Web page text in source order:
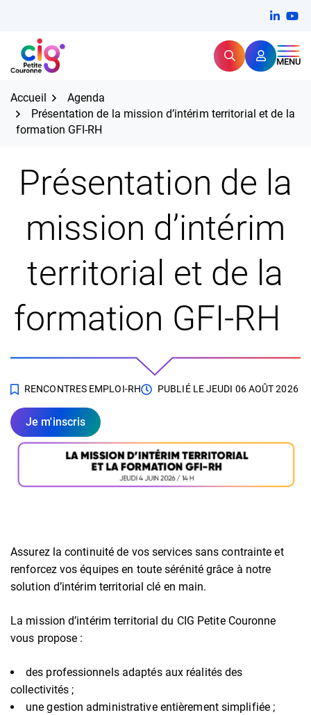
contenu
CIG Petite Couronne RechercherMENU
Expertise et proximité pour
Accueil
Agenda
Présentation de la mission d’intérim territorial et de la
formation GFI-RH
Présentation de la
mission d’intérim
territorial et de la
formation GFI-RH
RENCONTRES EMPLOI-RH PUBLIÉ LEJEUDI 06 AOÛT 2026
Je m'inscris
Assurez la continuité de vos services sans contrainte et
renforcez vos équipes en toute sérénité grâce à notre
solution d’intérim territorial clé en main.
La mission d’intérim territorial du CIG Petite Couronne
vous propose :
des professionnels adaptés aux réalités des
collectivités ;
une gestion administrative entièrement simplifiée ;